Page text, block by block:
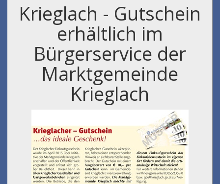
Krieglach - Gutschein
erhältlich im
Bürgerservice der
Marktgemeinde
Krieglach